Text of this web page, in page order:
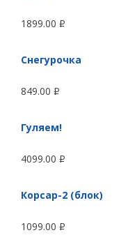
1899.00 Р
Снегурочка
849.00 Р
Гуляем!
4099.00 Р
Корсар-2 (блок)
1099.00 Р